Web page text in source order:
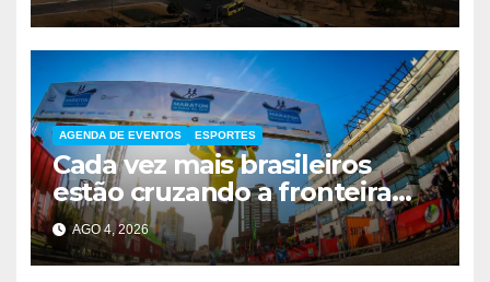
AGENDA DE EVENTOS ESPORTES
Cada vez mais brasileiros
estão cruzando a fronteira
para correr uma prova que
cresce na América do Sul
AGO 4, 2026